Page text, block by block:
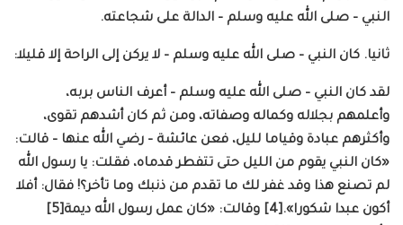
النبي – صلى الله عليه وسلم – الدالة على شجاعته.
ثانيا. كان النبي – صلى الله عليه وسلم – لا يركن إلى الراحة إلا قليلا:
لقد كان النبي – صلى الله عليه وسلم – أعرف الناس بربه،
وأعلمهم بجلاله وكماله وصفاته، ومن ثم كان أشدهم تقوى،
وأكثرهم عبادة وقياما لليل، فعن عائشة – رضي الله عنها – قالت:
«كان النبي يقوم من الليل حتى تتفطر قدماه، فقلت: يا رسول الله
لم تصنع هذا وقد غفر لك ما تقدم من ذنبك وما تأخر؟! فقال: أفلا
أكون عبدا شكورا».[4] وقالت: «كان عمل رسول الله ديمة[5]